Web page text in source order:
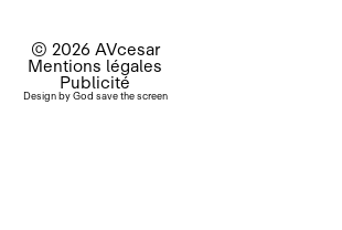
Design byGod save the screen
© 2026 AVcesar
Mentions légales
Publicité